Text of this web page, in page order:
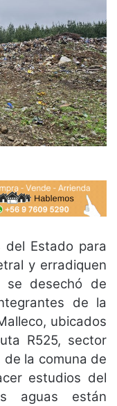
del Estado para
y erradiquen
desechó de
de la
ubicados
R525, sector
la comuna de
estudios del
aguas están